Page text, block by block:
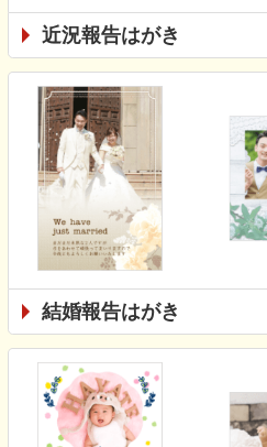
近況報告はがき
結婚報告はがき